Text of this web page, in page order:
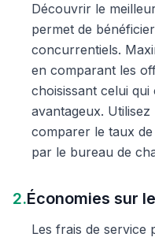
Découvrir le
permet de
concurrentiels.
en comparant les
choisissant celui
avantageux.
comparer le taux
par le bureau de
2.Économies sur
Les frais de service